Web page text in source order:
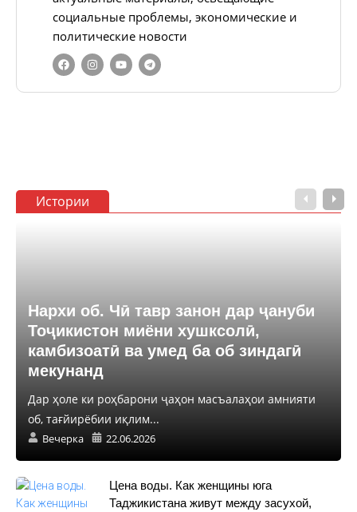
социальные проблемы, экономические и
политические новости
Истории
Нархи об. Чӣ тавр занон дар ҷануби
Тоҷикистон миёни хушксолӣ,
камбизоатӣ ва умед ба об зиндагӣ
мекунанд
Дар ҳоле ки роҳбарони ҷаҳон масъалаҳои амнияти
об, тағйирёбии иқлим...
Вечерка 22.06.2026
Цена воды. Как женщины юга
Таджикистана живут между засухой,